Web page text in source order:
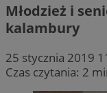
Młodzież i
kalambury
25 stycznia 2019
Czas czytania: 2